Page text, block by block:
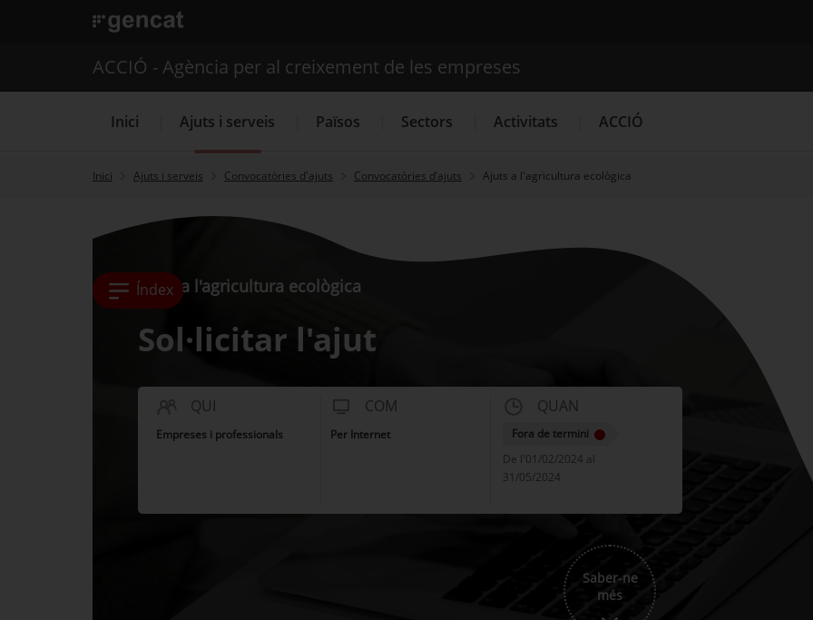
. Obre en una nova finestra.
Cercador
Serveis d'internacionalització
ACCIÓ - Agència per al creixement de les empreses
Inici Ajuts i serveis Països Sectors Activitats ACCIÓ
Inici Ajuts i serveis Convocatòries d'ajuts Convocatòries d’ajuts Ajuts a l'agricultura ecològica
Índex
Ajuts a l'agricultura ecològica
Sol·licitar l'ajut
QUI
Empreses i professionals
COM
Per Internet
QUAN
Fora de termini
De l'01/02/2024 al
31/05/2024
Saber-ne
més